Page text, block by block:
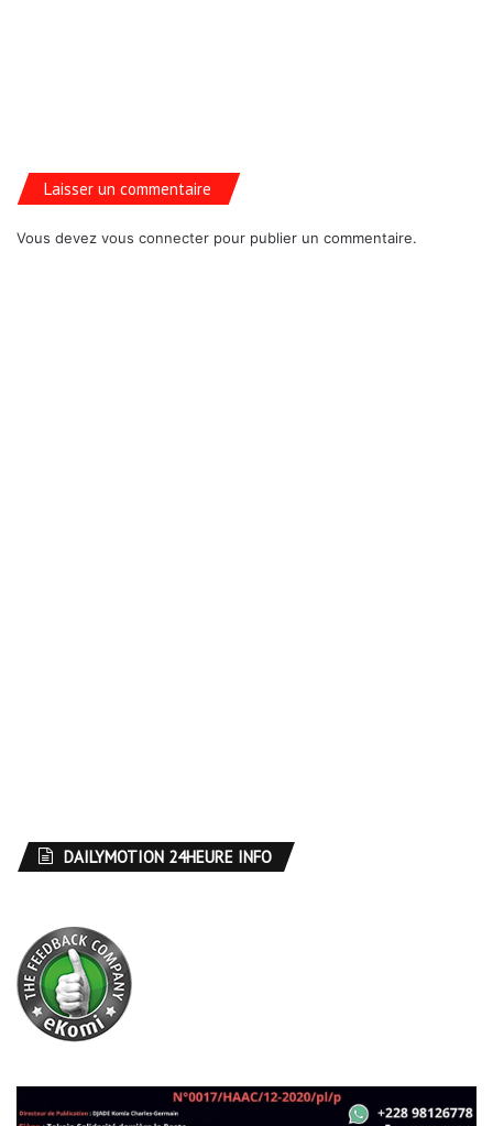
Laisser un commentaire
Vous devez vous connecter pour publier un commentaire.
DAILYMOTION 24HEURE INFO